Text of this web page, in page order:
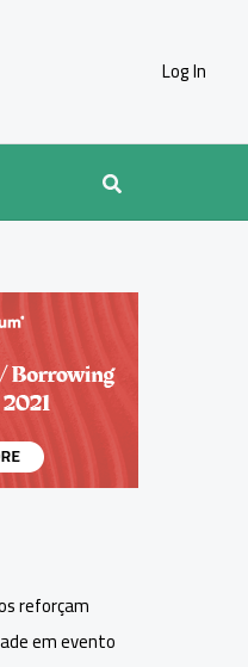
Log In
Pesquisar
reforçam
em evento